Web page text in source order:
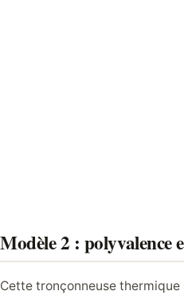
Modèle 2 : polyvalence
Cette tronçonneuse